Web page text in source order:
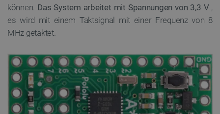
können. Das System arbeitet mit Spannungen von 3,3 V,
es wird mit einem Taktsignal mit einer Frequenz von 8
MHz getaktet.